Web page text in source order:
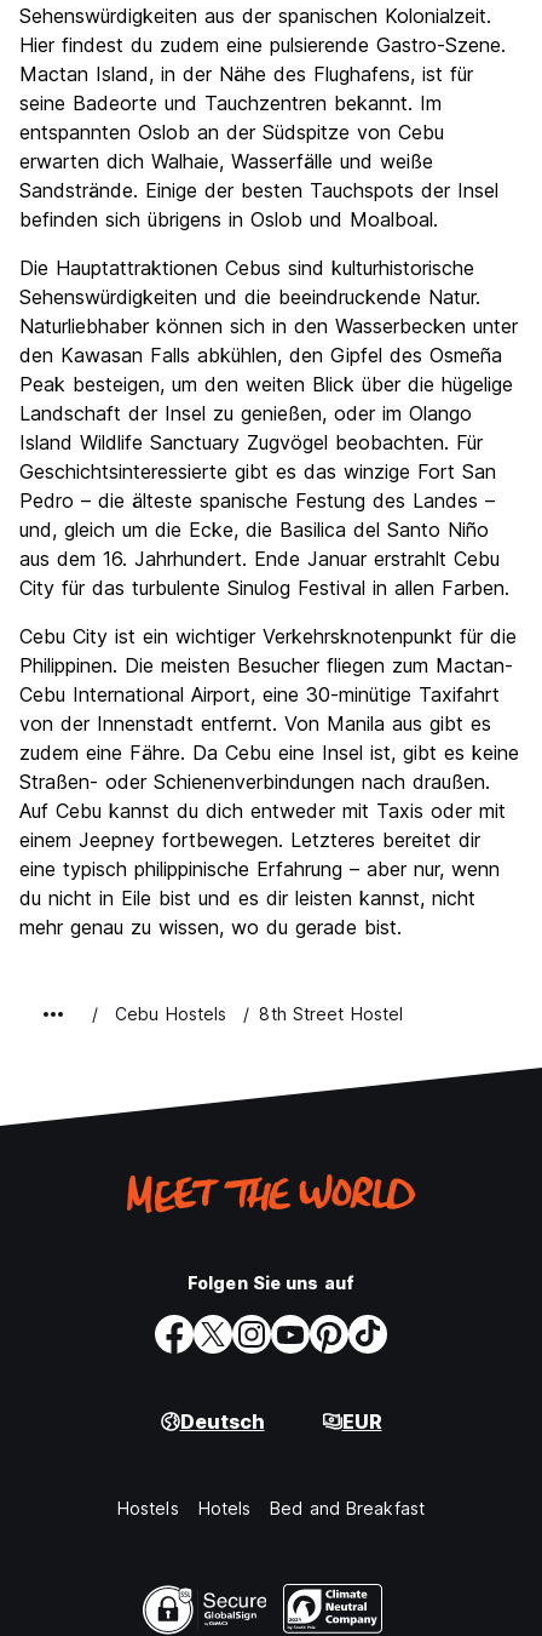
Sehenswürdigkeiten aus der spanischen Kolonialzeit.
Hier findest du zudem eine pulsierende Gastro-Szene.
Mactan Island, in der Nähe des Flughafens, ist für
seine Badeorte und Tauchzentren bekannt. Im
entspannten Oslob an der Südspitze von Cebu
erwarten dich Walhaie, Wasserfälle und weiße
Sandstrände. Einige der besten Tauchspots der Insel
befinden sich übrigens in Oslob und Moalboal.
Die Hauptattraktionen Cebus sind kulturhistorische
Sehenswürdigkeiten und die beeindruckende Natur.
Naturliebhaber können sich in den Wasserbecken unter
den Kawasan Falls abkühlen, den Gipfel des Osmeña
Peak besteigen, um den weiten Blick über die hügelige
Landschaft der Insel zu genießen, oder im Olango
Island Wildlife Sanctuary Zugvögel beobachten. Für
Geschichtsinteressierte gibt es das winzige Fort San
Pedro – die älteste spanische Festung des Landes –
und, gleich um die Ecke, die Basilica del Santo Niño
aus dem 16. Jahrhundert. Ende Januar erstrahlt Cebu
City für das turbulente Sinulog Festival in allen Farben.
Cebu City ist ein wichtiger Verkehrsknotenpunkt für die
Philippinen. Die meisten Besucher fliegen zum Mactan-
Cebu International Airport, eine 30-minütige Taxifahrt
von der Innenstadt entfernt. Von Manila aus gibt es
zudem eine Fähre. Da Cebu eine Insel ist, gibt es keine
Straßen- oder Schienenverbindungen nach draußen.
Auf Cebu kannst du dich entweder mit Taxis oder mit
einem Jeepney fortbewegen. Letzteres bereitet dir
eine typisch philippinische Erfahrung – aber nur, wenn
du nicht in Eile bist und es dir leisten kannst, nicht
mehr genau zu wissen, wo du gerade bist.
Cebu Hostels 8th Street Hostel
Folgen Sie uns auf
Deutsch EUR
Hostels Hotels Bed and Breakfast